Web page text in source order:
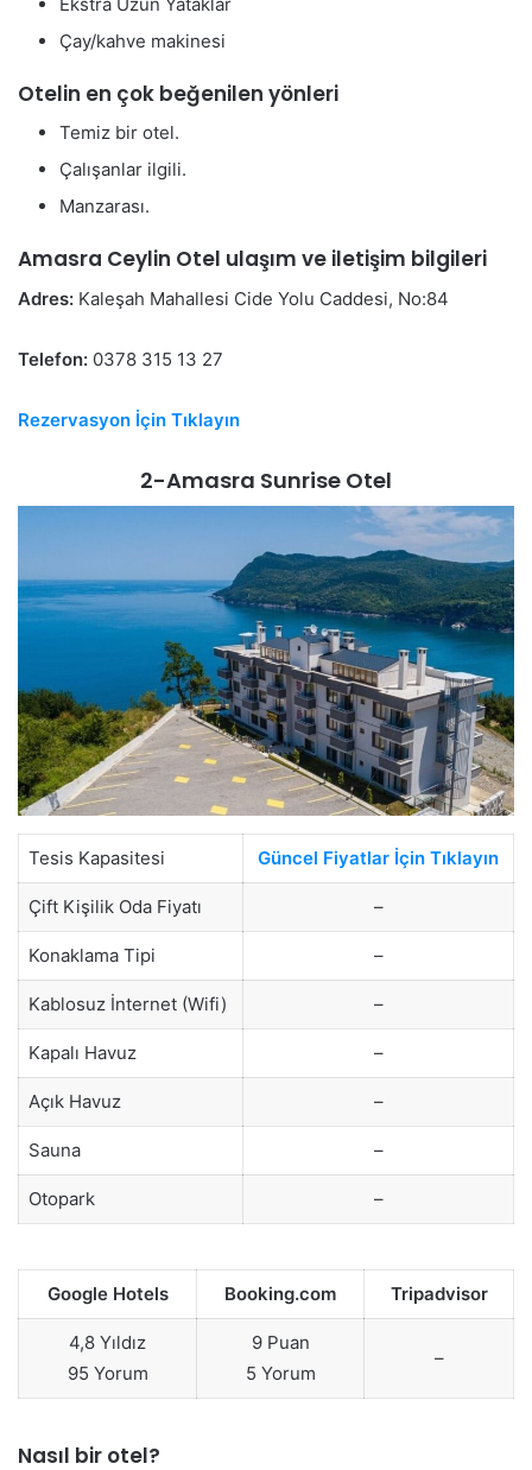
Çay/kahve makinesi
Otelin en çok beğenilen yönleri
Temiz bir otel.
Çalışanlar ilgili.
Manzarası.
Amasra Ceylin Otel ulaşım ve iletişim bilgileri
Adres: Kaleşah Mahallesi Cide Yolu Caddesi, No:84
Telefon: 0378 315 13 27
Rezervasyon İçin Tıklayın
2-Amasra Sunrise Otel
Tesis Kapasitesi Güncel Fiyatlar İçin Tıklayın
Çift Kişilik Oda Fiyatı –
Konaklama Tipi –
Kablosuz İnternet (Wifi) –
Kapalı Havuz –
Açık Havuz –
Sauna –
Otopark –
Google Hotels Booking.com Tripadvisor
4,8 Yıldız
95 Yorum
9 Puan
5 Yorum
–
Nasıl bir otel?